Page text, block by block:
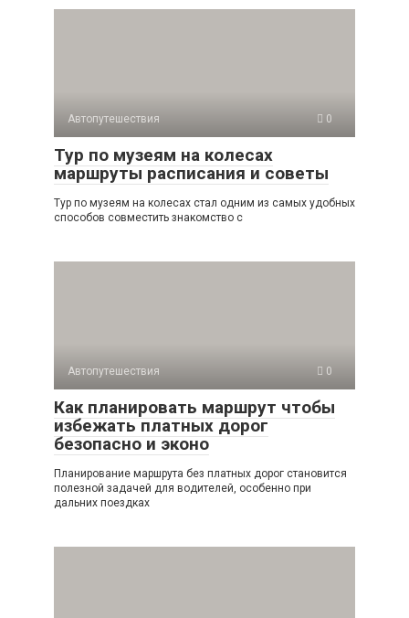
Автопутешествия 0
Тур по музеям на колесах
маршруты расписания и советы
Тур по музеям на колесах стал одним из самых удобных
способов совместить знакомство с
Автопутешествия 0
Как планировать маршрут чтобы
избежать платных дорог
безопасно и эконо
Планирование маршрута без платных дорог становится
полезной задачей для водителей, особенно при
дальних поездках